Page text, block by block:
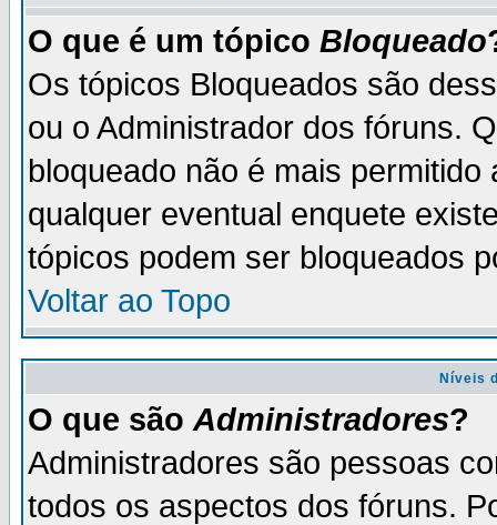
O que é um tópico Bloqueado
Os tópicos Bloqueados são
ou o Administrador dos fóruns.
bloqueado não é mais
qualquer eventual enquete
tópicos podem ser bloqueados
Voltar ao Topo
Níveis
O que são Administradores?
Administradores são pessoas
todos os aspectos dos fóruns.